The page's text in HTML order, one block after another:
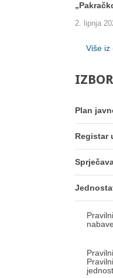
2. lipnja
Više iz
Plan
Registar
nabave